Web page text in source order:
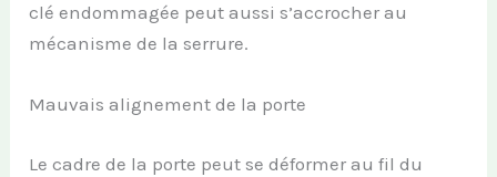
clé endommagée peut aussi s’accrocher au
mécanisme de la serrure.
Mauvais alignement de la porte
Le cadre de la porte peut se déformer au fil du